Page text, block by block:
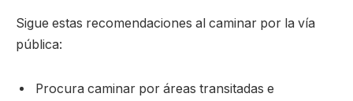
Sigue estas recomendaciones al caminar por la vía
pública:
Procura caminar por áreas transitadas e